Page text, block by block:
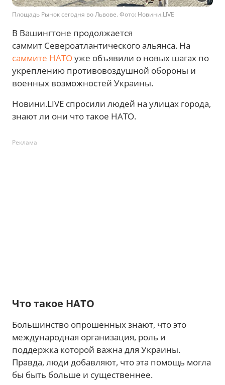
Площадь Рынок сегодня во Львове. Фото: Новини.LIVE
В Вашингтоне продолжается
саммит Североатлантического альянса. На
саммите НАТОуже объявили о новых шагах по
укреплению противовоздушной обороны и
военных возможностей Украины.
Новини.LIVE спросили людей на улицах города,
знают ли они что такое НАТО.
Реклама
Что такое НАТО
Большинство опрошенных знают, что это
международная организация, роль и
поддержка которой важна для Украины.
Правда, люди добавляют, что эта помощь могла
бы быть больше и существеннее.